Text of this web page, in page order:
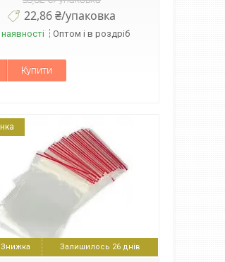
22,86 ₴/упаковка
Оптом і в роздріб
Купити
Залишилось 26 днів